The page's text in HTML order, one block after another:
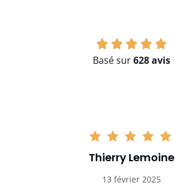
Basé sur628 avis
Thierry Lemoine
13 février 2025